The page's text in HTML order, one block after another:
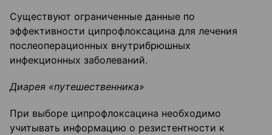
Существуют ограниченные данные по
эффективности ципрофлоксацина для лечения
послеоперационных внутрибрюшных
инфекционных заболеваний.
Диарея «путешественника»
При выборе ципрофлоксацина необходимо
учитывать информацию о резистентности к